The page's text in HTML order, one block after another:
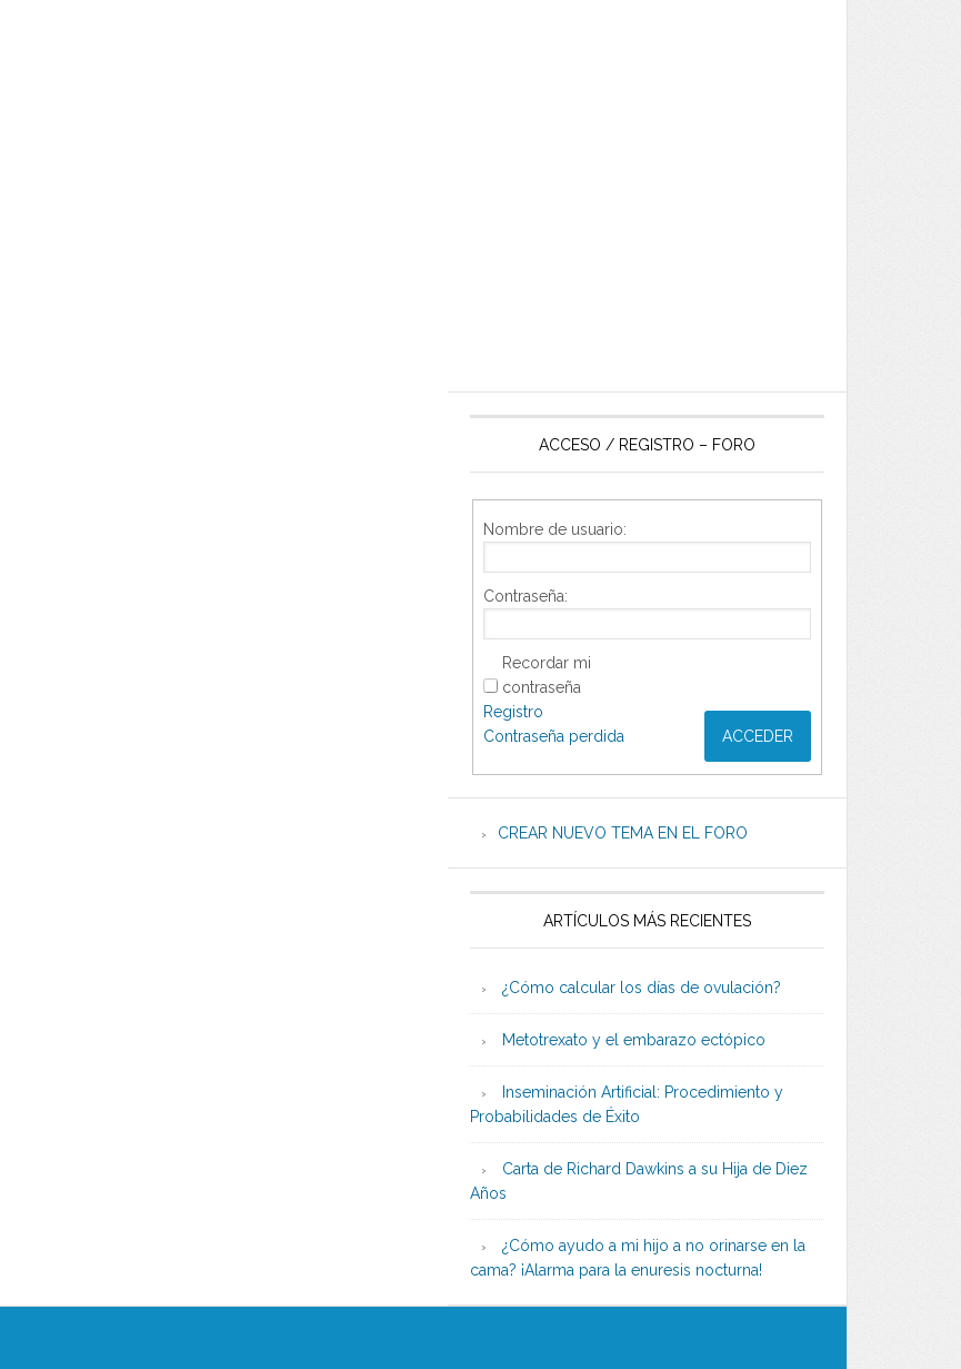
ACCESO / REGISTRO – FORO
Nombre de usuario:
Contraseña:
Recordar mi
contraseña
ACCEDER
Registro
Contraseña perdida
CREAR NUEVO TEMA EN EL FORO
ARTÍCULOS MÁS RECIENTES
¿Cómo calcular los días de ovulación?
Metotrexato y el embarazo ectópico
Inseminación Artificial: Procedimiento y
Probabilidades de Éxito
Carta de Richard Dawkins a su Hija de Diez
Años
¿Cómo ayudo a mi hijo a no orinarse en la
cama? ¡Alarma para la enuresis nocturna!